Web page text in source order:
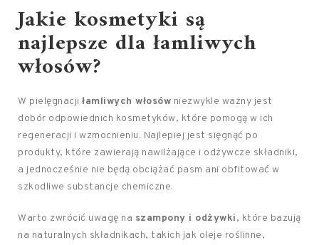
Jakie kosmetyki są
najlepsze dla łamliwych
włosów?
W pielęgnacji łamliwych włosów niezwykle ważny jest
dobór odpowiednich kosmetyków, które pomogą w ich
regeneracji i wzmocnieniu. Najlepiej jest sięgnąć po
produkty, które zawierają nawilżające i odżywcze składniki,
a jednocześnie nie będą obciążać pasm ani obfitować w
szkodliwe substancje chemiczne.
Warto zwrócić uwagę na szampony i odżywki, które bazują
na naturalnych składnikach, takich jak oleje roślinne,